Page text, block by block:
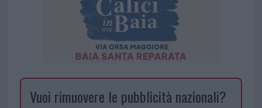
Vuoi rimuovere le pubblicità nazionali?